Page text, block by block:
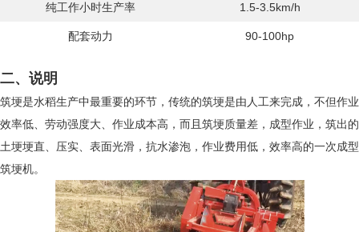
纯工作小时生产率 1.5-3.5km/h
配套动力 90-100hp
二、说明
筑埂是水稻生产中最重要的环节，传统的筑埂是由人工来完成，不但作业
效率低、劳动强度大、作业成本高，而且筑埂质量差，成型作业，筑出的
土埂埂直、压实、表面光滑，抗水渗泡，作业费用低，效率高的一次成型
筑埂机。